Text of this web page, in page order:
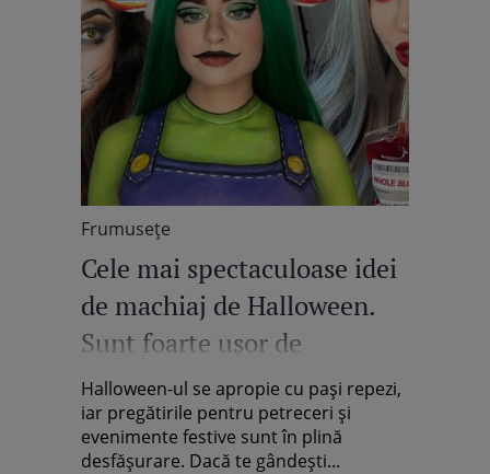
Frumuseţe
Cele mai spectaculoase idei
de machiaj de Halloween.
Sunt foarte ușor de
reprodus!
Halloween-ul se apropie cu pași repezi,
iar pregătirile pentru petreceri și
evenimente festive sunt în plină
desfășurare. Dacă te gândești...